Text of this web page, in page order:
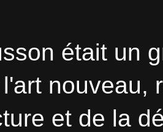
était un
nouveau,
et de la